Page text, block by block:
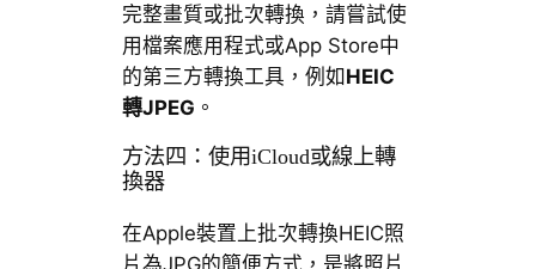
完整畫質或批次轉換，請嘗試使
用檔案應用程式或App Store中
的第三方轉換工具，例如 HEIC
轉JPEG 。
方法四：使用iCloud或線上轉
換器
在Apple裝置上批次轉換HEIC照
片為JPG的簡便方式，是將照片